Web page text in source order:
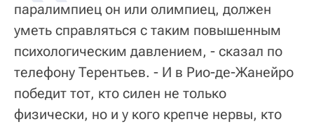
паралимпиец он или олимпиец, должен
уметь справляться с таким повышенным
психологическим давлением, - сказал по
телефону Терентьев. - И в Рио-де-Жанейро
победит тот, кто силен не только
физически, но и у кого крепче нервы, кто